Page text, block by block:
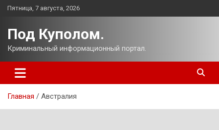
Перейти
Пятница, 7 августа, 2026
Под Куполом.
Криминальный информационный портал.
Главная Австралия